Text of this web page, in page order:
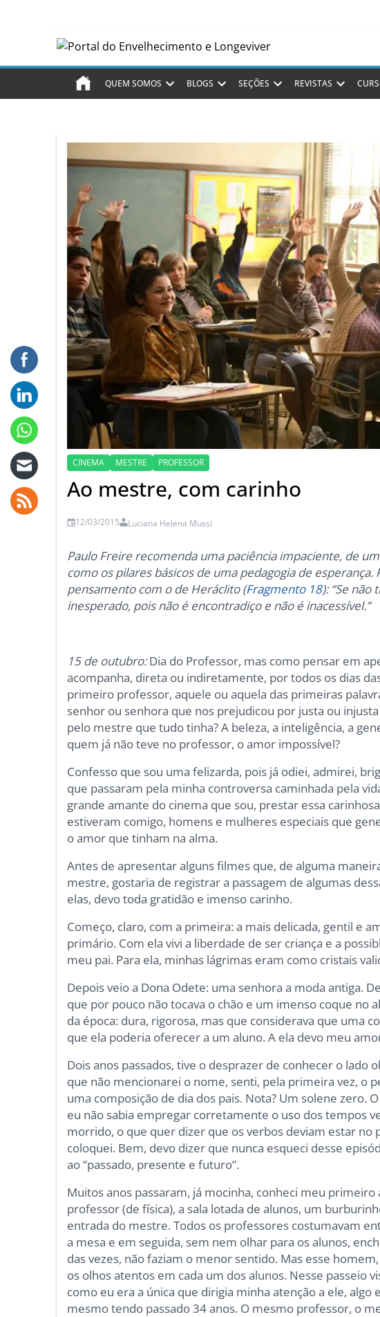
QUEM SOMOS BLOGS SEÇÕES REVISTAS
CINEMA MESTRE PROFESSOR
Ao mestre, com carinho
12/03/2015 Luciana Helena Mussi
Paulo Freire recomenda uma paciência impaciente, de
como os pilares básicos de uma pedagogia de
pensamento com o de Heráclito (Fragmento 18): “Se não
inesperado, pois não é encontradiço e não é inacessível.”
15 de outubro:Dia do Professor, mas como pensar em
acompanha, direta ou indiretamente, por todos os dias
primeiro professor, aquele ou aquela das primeiras
senhor ou senhora que nos prejudicou por justa ou
pelo mestre que tudo tinha? A beleza, a inteligência, a
quem já não teve no professor, o amor impossível?
Confesso que sou uma felizarda, pois já odiei, admirei,
que passaram pela minha controversa caminhada pela
grande amante do cinema que sou, prestar essa
estiveram comigo, homens e mulheres especiais que
o amor que tinham na alma.
Antes de apresentar alguns filmes que, de alguma
mestre, gostaria de registrar a passagem de algumas
elas, devo toda gratidão e imenso carinho.
Começo, claro, com a primeira: a mais delicada, gentil e
primário. Com ela vivi a liberdade de ser criança e a
meu pai. Para ela, minhas lágrimas eram como cristais
Depois veio a Dona Odete: uma senhora a moda antiga.
que por pouco não tocava o chão e um imenso coque no
da época: dura, rigorosa, mas que considerava que uma
que ela poderia oferecer a um aluno. A ela devo meu
Dois anos passados, tive o desprazer de conhecer o lado
que não mencionarei o nome, senti, pela primeira vez, o
uma composição de dia dos pais. Nota? Um solene zero.
eu não sabia empregar corretamente o uso dos tempos
morrido, o que quer dizer que os verbos deviam estar no
coloquei. Bem, devo dizer que nunca esqueci desse
ao “passado, presente e futuro”.
Muitos anos passaram, já mocinha, conheci meu
professor (de física), a sala lotada de alunos, um
entrada do mestre. Todos os professores costumavam
a mesa e em seguida, sem nem olhar para os alunos,
das vezes, não faziam o menor sentido. Mas esse
os olhos atentos em cada um dos alunos. Nesse passeio
como eu era a única que dirigia minha atenção a ele, algo
mesmo tendo passado 34 anos. O mesmo professor, o